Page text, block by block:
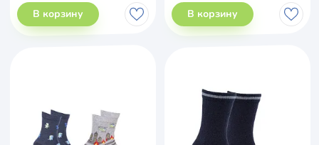
В корзину В корзину